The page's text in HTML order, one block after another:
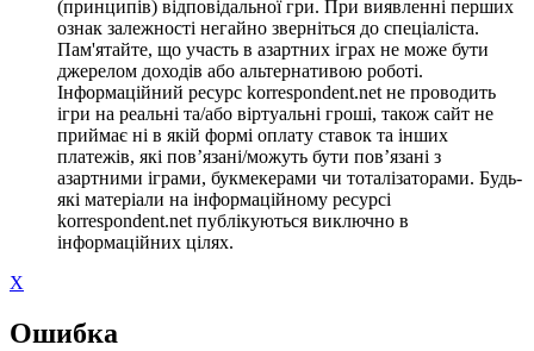
(принципів) відповідальної гри. При виявленні перших
ознак залежності негайно зверніться до спеціаліста.
Пам'ятайте, що участь в азартних іграх не може бути
джерелом доходів або альтернативою роботі.
Інформаційний ресурс korrespondent.net не проводить
ігри на реальні та/або віртуальні гроші, також сайт не
приймає ні в якій формі оплату ставок та інших
платежів, які пов’язані/можуть бути пов’язані з
азартними іграми, букмекерами чи тоталізаторами. Будь-
які матеріали на інформаційному ресурсі
korrespondent.net публікуються виключно в
інформаційних цілях.
X
Ошибка